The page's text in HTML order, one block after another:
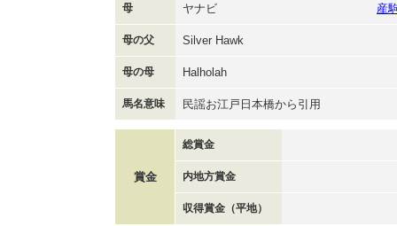
母 ヤナビ 産
母の父 Silver Hawk
母の母 Halholah
馬名意味 民謡お江戸日本橋から引用
賞金
総賞金
内地方賞金
収得賞金（平地）